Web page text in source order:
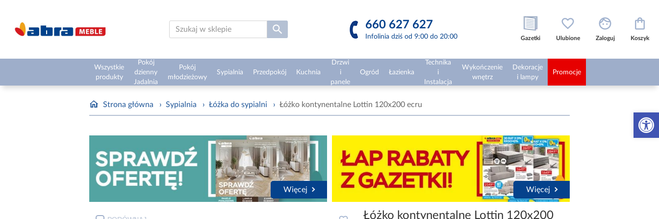
Otwórz
660 627 627
Infolinia dziś od 9:00 do 20:00 Gazetki Ulubione Zaloguj Koszyk
Wszystkie
produkty
Pokój
dzienny
Jadalnia
Pokój
młodzieżowy
Sypialnia Przedpokój Kuchnia
Drzwi
i
panele
Ogród Łazienka
Technika
i
Instalacja
Wykończenie
wnętrz
Dekoracje
i lampy
Promocje
Strona główna › Sypialnia › Łóżka do sypialni › Łóżko kontynentalne Lottin 120x200 ecru
Więcej Więcej
Łóżko kontynentalne Lottin 120x200